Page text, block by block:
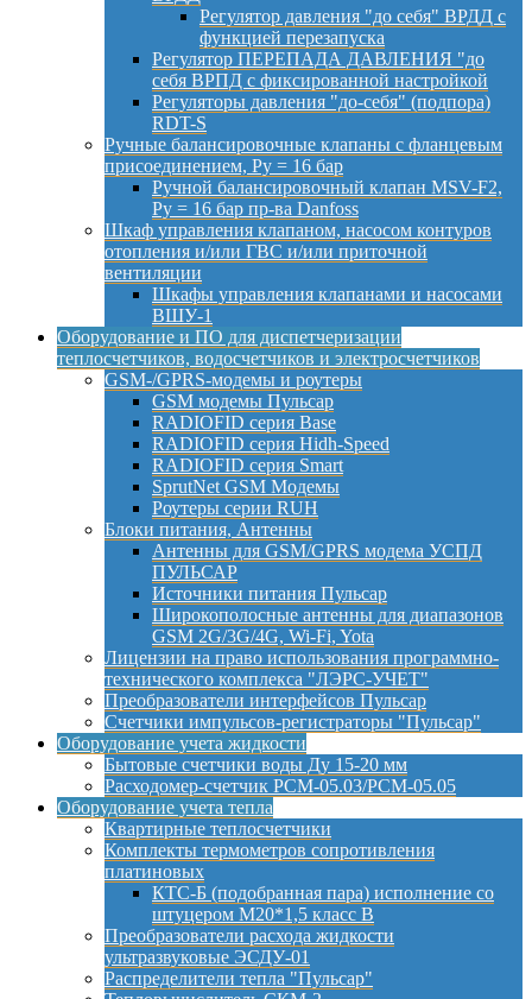
Регулятор давления "до себя" ВРДД с
функцией перезапуска
Регулятор ПЕРЕПАДА ДАВЛЕНИЯ "до
себя ВРПД с фиксированной настройкой
Регуляторы давления "до-себя" (подпора)
RDT-S
Ручные балансировочные клапаны с фланцевым
присоединением, Py = 16 бар
Ручной балансировочный клапан MSV-F2,
Py = 16 бар пр-ва Danfoss
Шкаф управления клапаном, насосом контуров
отопления и/или ГВС и/или приточной
вентиляции
Шкафы управления клапанами и насосами
ВШУ-1
Оборудование и ПО для диспетчеризации
теплосчетчиков, водосчетчиков и электросчетчиков
GSM-/GPRS-модемы и роутеры
GSM модемы Пульсар
RADIOFID серия Base
RADIOFID серия Hidh-Speed
RADIOFID серия Smart
SprutNet GSM Модемы
Роутеры серии RUH
Блоки питания, Антенны
Антенны для GSM/GPRS модема УСПД
ПУЛЬСАР
Источники питания Пульсар
Широкополосные антенны для диапазонов
GSM 2G/3G/4G, Wi-Fi, Yota
Лицензии на право использования программно-
технического комплекса "ЛЭРС-УЧЕТ"
Преобразователи интерфейсов Пульсар
Счетчики импульсов-регистраторы "Пульсар"
Оборудование учета жидкости
Бытовые счетчики воды Ду 15-20 мм
Расходомер-счетчик РСМ-05.03/РСМ-05.05
Оборудование учета тепла
Квартирные теплосчетчики
Комплекты термометров сопротивления
платиновых
КТС-Б (подобранная пара) исполнение со
штуцером М20*1,5 класс B
Преобразователи расхода жидкости
ультразвуковые ЭСДУ-01
Распределители тепла "Пульсар"